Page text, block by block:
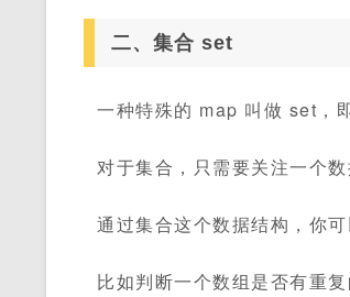
二、集合 set
一种特殊的 map 叫做 set，
对于集合，只需要关注一个
通过集合这个数据结构，你
比如判断一个数组是否有重复